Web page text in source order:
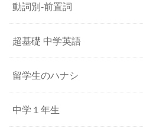
動詞別-前置詞
超基礎 中学英語
留学生のハナシ
中学１年生